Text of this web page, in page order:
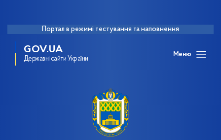
Портал в режимі тестування та наповнення
GOV.UA
Державні сайти України
Меню